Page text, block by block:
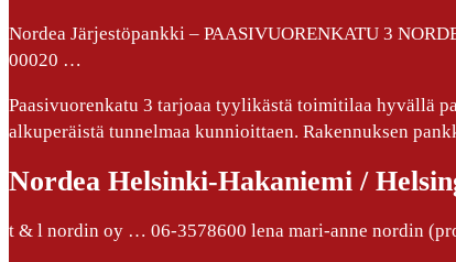
Nordea Järjestöpankki – PAASIVUORENKATU 3
00020 …
Paasivuorenkatu 3 tarjoaa tyylikästä toimitilaa hyvällä
alkuperäistä tunnelmaa kunnioittaen. Rakennuksen
Nordea Helsinki-Hakaniemi /
t & l nordin oy … 06-3578600 lena mari-anne nordin